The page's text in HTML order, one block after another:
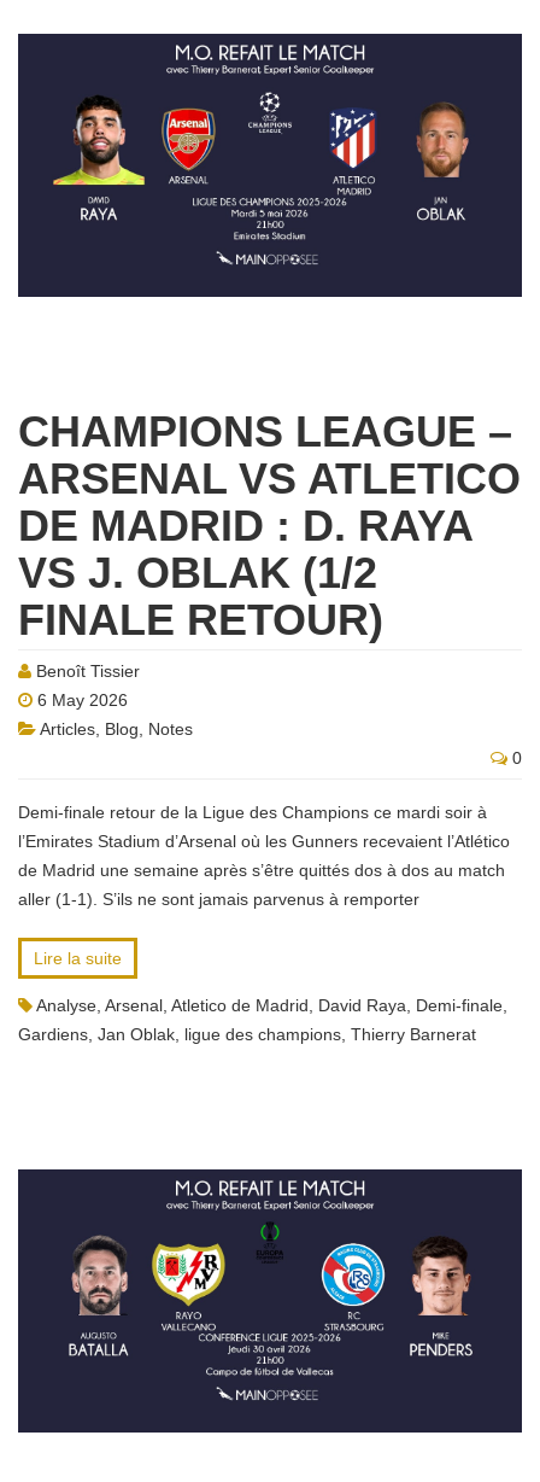
CHAMPIONS LEAGUE –
ARSENAL VS ATLETICO
DE MADRID : D. RAYA
VS J. OBLAK (1/2
FINALE RETOUR)
Benoît Tissier
6 May 2026
Articles Blog
Notes
0
Demi-finale retour de la Ligue des Champions ce mardi soir à
l’Emirates Stadium d’Arsenal où les Gunners recevaient l’Atlético
de Madrid une semaine après s’être quittés dos à dos au match
aller (1-1). S’ils ne sont jamais parvenus à remporter
Lire la suite
Analyse Arsenal Atletico de Madrid David Raya Demi-finale
Gardiens Jan Oblak ligue des champions Thierry Barnerat